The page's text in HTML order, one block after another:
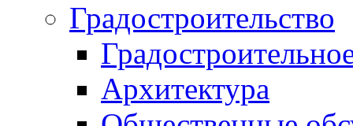
Градостроительство
Архитектура